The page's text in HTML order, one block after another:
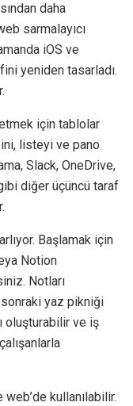
daha
sarmalayıcı
iOS ve
yeniden tasarladı.
için tablolar
listeyi ve pano
Slack, OneDrive,
diğer üçüncü taraf
Başlamak için
Notion
Notları
yaz pikniği
oluşturabilir ve iş
kullanılabilir.